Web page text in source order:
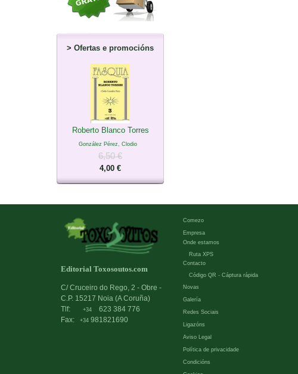
> Ofertas e promocións
Roberto Blanco Torres
González Pérez, Clodio
6,50 €
4,00 €
Editorial Toxosoutos.com
C/ Cruceiro do Rego, 2 - Obre -
C.P. 15217 Noia (A Coruña)
Tlf:
+34
623 384 776
Fax:
+34 981821690
Comezo
Empresa
Onde estamos
Ruta XPS
Contacto
Código QR - Cáptura rápida
Novas
Galería
Redes Sociais
Ligazóns
Aviso Legal
Política de privacidade
Condicións